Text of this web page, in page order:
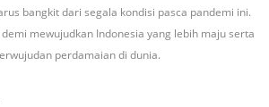
bangkit dari segala kondisi pasca pandemi ini.
mewujudkan Indonesia yang lebih maju serta
perdamaian di dunia.